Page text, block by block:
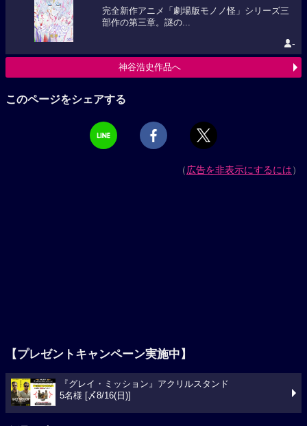
完全新作アニメ「劇場版モノノ怪」シリーズ三
部作の第三章。謎の...
-
神谷浩史作品へ
このページをシェアする
（広告を非表示にするには）
【プレゼントキャンペーン実施中】
『グレイ・ミッション』アクリルスタンド
5名様 [〆8/16(日)]